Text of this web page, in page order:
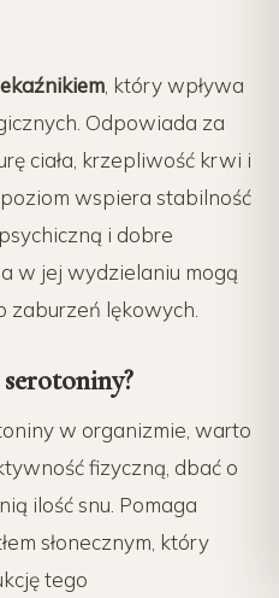
, który wpływa
Odpowiada za
ciała, krzepliwość krwi i
wspiera stabilność
i dobre
w jej wydzielaniu mogą
zaburzeń lękowych.
w organizmie, warto
fizyczną, dbać o
ilość snu. Pomaga
słonecznym, który
tego